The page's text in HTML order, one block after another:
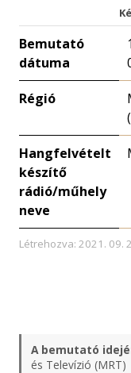
Bemutató
dátuma
Régió
Hangfelvételt
készítő
rádió/műhely
neve
Létrehozva: 2021. 09.
A bemutató
és Televízió (MRT)